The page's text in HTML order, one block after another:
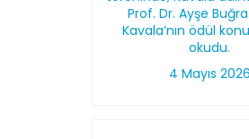
Prof. Dr. Ayşe
Kavala’nın ödül
okudu.
4 Mayıs 2026